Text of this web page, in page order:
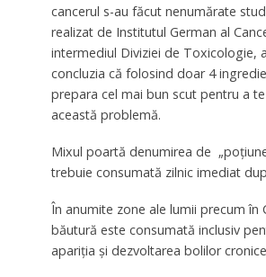
cancerul s-au făcut nenumărate
realizat de Institutul German al
intermediul Diviziei de Toxicologie,
concluzia că folosind doar 4
prepara cel mai bun scut pentru a
această problemă.
Mixul poartă denumirea de
trebuie consumată zilnic imediat
În anumite zone ale lumii precum în
băutură este consumată inclusiv
apariția și dezvoltarea bolilor